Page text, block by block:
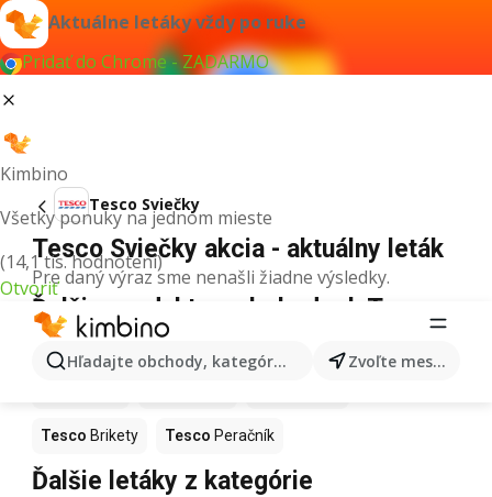
Aktuálne letáky vždy po ruke
Pridať do Chrome - ZADARMO
Kimbino
Všetky ponuky na jednom mieste
(14,1 tis. hodnotení)
Otvoriť
Hľadajte obchody, kategórie, produkty... Zvoľte mesto
Tesco Sviečky
Tesco Sviečky akcia - aktuálny leták
Pre daný výraz sme nenašli žiadne výsledky.
Ďalšie produkty v obchodoch Tesco
Tesco Brikety Tesco Peračník
Ďalšie letáky z kategórie